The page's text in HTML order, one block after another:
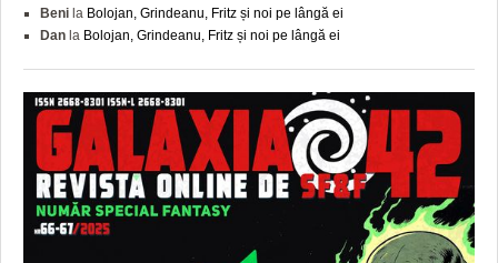
Beni la Bolojan, Grindeanu, Fritz și noi pe lângă ei
Dan la Bolojan, Grindeanu, Fritz și noi pe lângă ei